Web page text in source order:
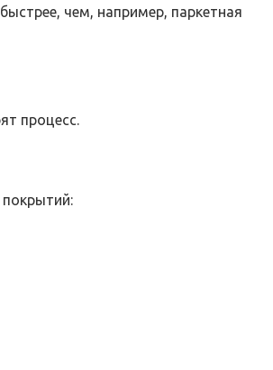
чем, например, паркетная
процесс.